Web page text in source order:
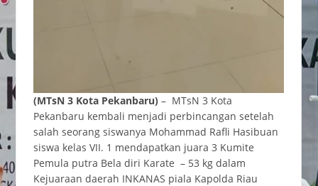
(MTsN 3 Kota Pekanbaru)– MTsN 3 Kota
Pekanbaru kembali menjadi perbincangan setelah
salah seorang siswanya Mohammad Rafli Hasibuan
siswa kelas VII. 1 mendapatkan juara 3 Kumite
Pemula putra Bela diri Karate – 53 kg dalam
Kejuaraan daerah INKANAS piala Kapolda Riau